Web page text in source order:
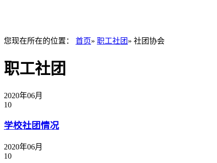
您现在所在的位置： 首页» 职工社团 » 社团协会
职工社团
2020年06月
10
学校社团情况
2020年06月
10